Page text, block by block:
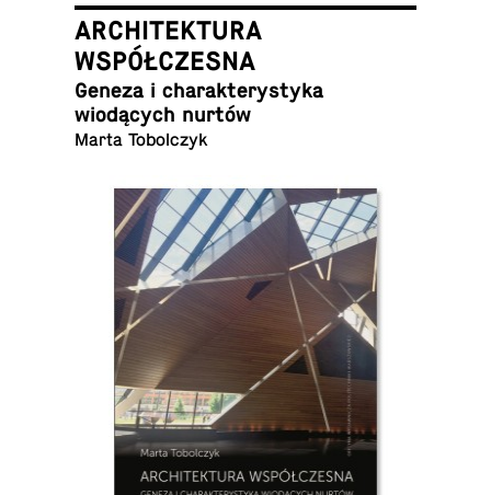
ARCHITEKTURA
WSPÓŁCZESNA
Geneza i charak­terystyka
wiodących nurtów
Marta Tobolczyk